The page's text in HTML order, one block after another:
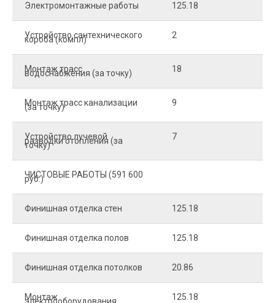
Электромонтажные работы 125.18
Устройство сантехнического
короба (компл) 2
Монтаж трасс
водоснабжения (за точку) 18
Монтаж трасс канализации
(за точку) 9
Устройство лучевой
разводки отопления (за
точку)
7
ЧИСТОВЫЕ РАБОТЫ (591 600
руб.)
Финишная отделка стен 125.18
Финишная отделка полов 125.18
Финишная отделка потолков 20.86
Монтаж 125.18